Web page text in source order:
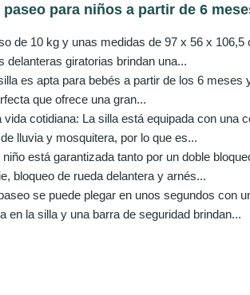
paseo para niños a partir de 6
de 10 kg y unas medidas de 97 x 56 x
delanteras giratorias brindan una...
es apta para bebés a partir de los 6
que ofrece una gran...
cotidiana: La silla está equipada con una
lluvia y mosquitera, por lo que es...
está garantizada tanto por un doble
bloqueo de rueda delantera y arnés...
se puede plegar en unos segundos con
en la silla y una barra de seguridad brindan...